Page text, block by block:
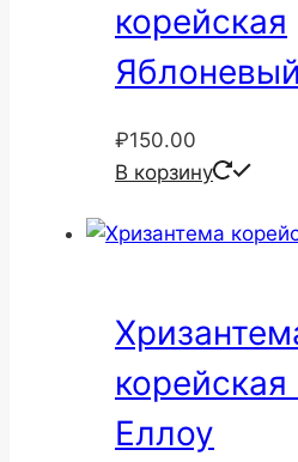
корейская
₽150.00
В корзину
Еллоу